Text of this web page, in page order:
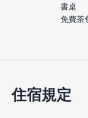
書桌
免費茶
住宿規定